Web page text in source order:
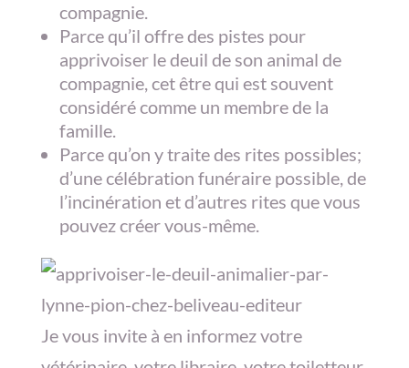
compagnie.
Parce qu’il offre des pistes pour
apprivoiser le deuil de son animal de
compagnie, cet être qui est souvent
considéré comme un membre de la
famille.
Parce qu’on y traite des rites possibles;
d’une célébration funéraire possible, de
l’incinération et d’autres rites que vous
pouvez créer vous-même.
Je vous invite à en informez votre